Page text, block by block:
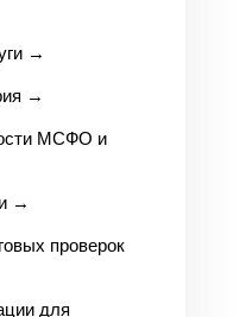
→
→
МСФО и
→
проверок
для